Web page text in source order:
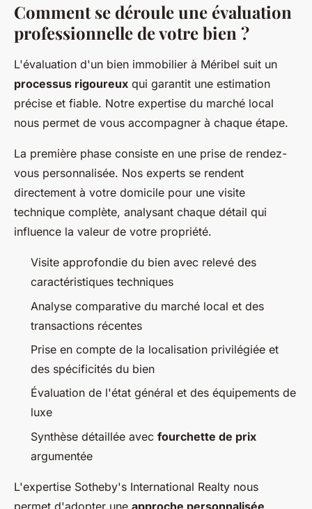
Comment se déroule une évaluation
professionnelle de votre bien ?
L'évaluation d'un bien immobilier à Méribel suit un
processus rigoureux qui garantit une estimation
précise et fiable. Notre expertise du marché local
nous permet de vous accompagner à chaque étape.
La première phase consiste en une prise de rendez-
vous personnalisée. Nos experts se rendent
directement à votre domicile pour une visite
technique complète, analysant chaque détail qui
influence la valeur de votre propriété.
Visite approfondie du bien avec relevé des
caractéristiques techniques
Analyse comparative du marché local et des
transactions récentes
Prise en compte de la localisation privilégiée et
des spécificités du bien
Évaluation de l'état général et des équipements de
luxe
Synthèse détaillée avec fourchette de prix
argumentée
L'expertise Sotheby's International Realty nous
permet d'adopter une approche personnalisée